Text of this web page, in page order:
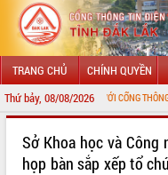
TRANG CHỦ CHÍNH QUYỀN
Thứ bảy, 08/08/2026
MỪNG ĐẾN VỚI CỔNG THÔNG TIN ĐIỆN
LÃNH ĐẠO UBND TỈNH
Sở Khoa học và Công
họp bàn sắp xếp tổ